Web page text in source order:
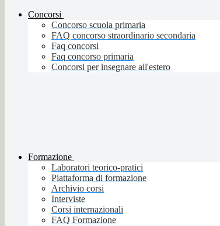
Concorsi
Concorso scuola primaria
FAQ concorso straordinario secondaria
Faq concorsi
Faq concorso primaria
Concorsi per insegnare all'estero
Formazione
Laboratori teorico-pratici
Piattaforma di formazione
Archivio corsi
Interviste
Corsi internazionali
FAQ Formazione